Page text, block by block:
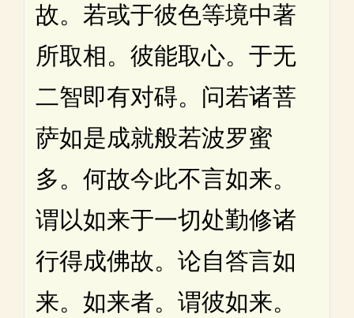
故。若或于彼色等境中著
所取相。彼能取心。于无
二智即有对碍。问若诸菩
萨如是成就般若波罗蜜
多。何故今此不言如来。
谓以如来于一切处勤修诸
行得成佛故。论自答言如
来。如来者。谓彼如来。